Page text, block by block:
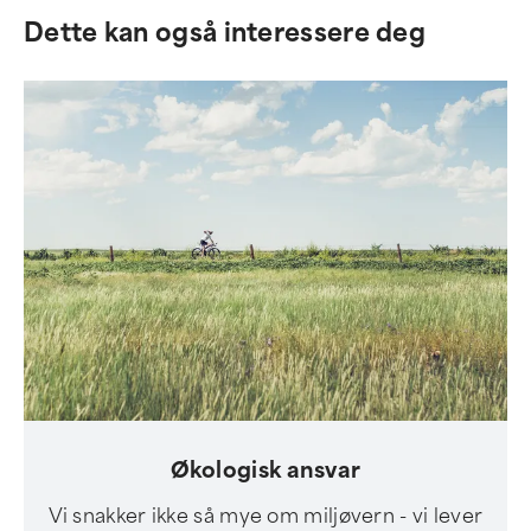
Dette kan også interessere deg
Økologisk ansvar
Vi snakker ikke så mye om miljøvern - vi lever